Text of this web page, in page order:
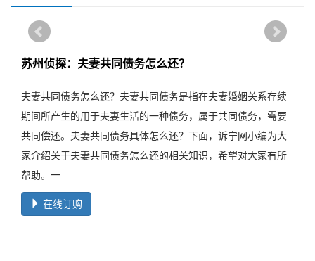
苏州侦探：夫妻共同债务怎么还？
夫妻共同债务怎么还？夫妻共同债务是指在夫妻婚姻关系存续
期间所产生的用于夫妻生活的一种债务，属于共同债务，需要
共同偿还。夫妻共同债务具体怎么还？下面，诉宁网小编为大
家介绍关于夫妻共同债务怎么还的相关知识，希望对大家有所
帮助。一
在线订购